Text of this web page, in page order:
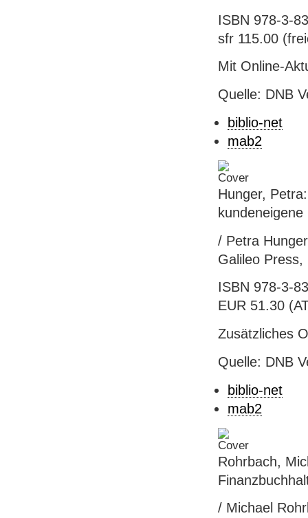
ISBN 978-3-
sfr 115.00
Mit Online-
Quelle: DNB
biblio-net
mab2
Hunger,
/ Petra
Galileo
ISBN 978-3-
EUR 51.30
Zusätzliches
Quelle: DNB
biblio-net
mab2
Rohrbach,
/ Michael